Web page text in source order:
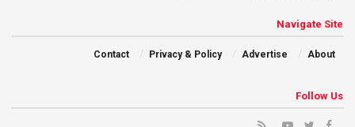
Navigate Site
About
Advertise
Privacy & Policy
Contact
Follow Us